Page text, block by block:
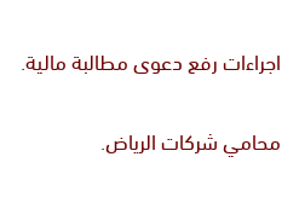
اجراءات رفع دعوى مطالبة مالية.
محامي شركات الرياض.